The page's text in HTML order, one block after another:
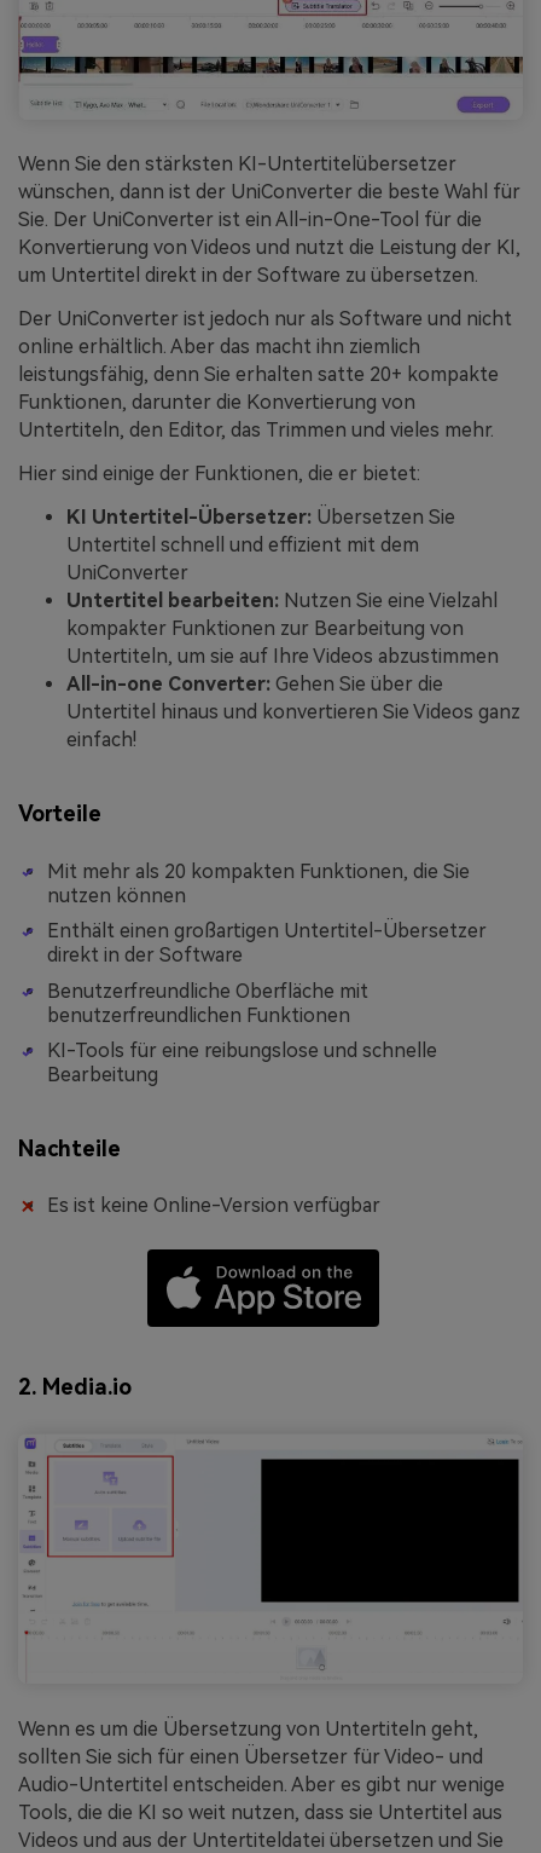
Wenn Sie den stärksten KI-Untertitelübersetzer
wünschen, dann ist der UniConverter die beste Wahl für
Sie. Der UniConverter ist ein All-in-One-Tool für die
Konvertierung von Videos und nutzt die Leistung der KI,
um Untertitel direkt in der Software zu übersetzen.
Der UniConverter ist jedoch nur als Software und nicht
online erhältlich. Aber das macht ihn ziemlich
leistungsfähig, denn Sie erhalten satte 20+ kompakte
Funktionen, darunter die Konvertierung von
Untertiteln, den Editor, das Trimmen und vieles mehr.
Hier sind einige der Funktionen, die er bietet:
KI Untertitel-Übersetzer: Übersetzen Sie
Untertitel schnell und effizient mit dem
UniConverter
Untertitel bearbeiten: Nutzen Sie eine Vielzahl
kompakter Funktionen zur Bearbeitung von
Untertiteln, um sie auf Ihre Videos abzustimmen
All-in-one Converter: Gehen Sie über die
Untertitel hinaus und konvertieren Sie Videos ganz
einfach!
Vorteile
Mit mehr als 20 kompakten Funktionen, die Sie
nutzen können
Enthält einen großartigen Untertitel-Übersetzer
direkt in der Software
Benutzerfreundliche Oberfläche mit
benutzerfreundlichen Funktionen
KI-Tools für eine reibungslose und schnelle
Bearbeitung
Nachteile
Es ist keine Online-Version verfügbar
2. Media.io
Wenn es um die Übersetzung von Untertiteln geht,
sollten Sie sich für einen Übersetzer für Video- und
Audio-Untertitel entscheiden. Aber es gibt nur wenige
Tools, die die KI so weit nutzen, dass sie Untertitel aus
Videos und aus der Untertiteldatei übersetzen und Sie